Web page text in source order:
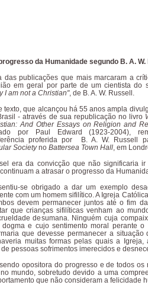
da Humanidade segundo B. A. W.
das publicações que mais marcaram a
em geral por parte de um cientista do
I am not a Christian", de B. A. W. Russell.
texto, que alcançou há 55 anos ampla
- através de sua republicação no livro
And Other Essays on Religion and
por Paul Edward (1923-2004),
proferida por B. A. W. Russell
Societyno Battersea Town Hall , em
era da convicção que não significaria
a atrasar o progresso da
se obrigado a dar um exemplo
com um homem sifilítico. A Igreja
devem permanecer juntos até o fim
que crianças sifilíticas venham ao
desumana. Ninguém cuja
e cujo sentimento moral perante o
que devesse permanecer a situação
muitas formas pelas quais a Igreja,
pessoas sofrimentos imerecidos e
opositora do progresso e de todos os
mundo, sobretudo devido a uma
que não consideram a felicidade